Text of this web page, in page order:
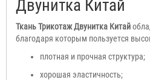
Двунитка Китай
Ткань Трикотаж Двунитка Китай
благодаря которым пользуется
плотная и прочная структура;
хорошая эластичность;